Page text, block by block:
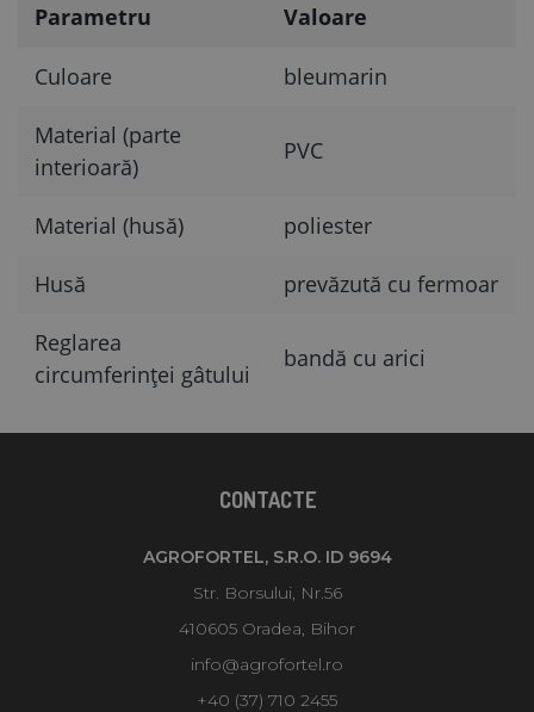
Parametru Valoare
Culoare bleumarin
Material (parte
interioară)
PVC
Material (husă) poliester
Husă prevăzută cu fermoar
Reglarea
circumferinței gâtului
bandă cu arici
CONTACTE
AGROFORTEL, S.R.O. ID 9694
Str. Borsului, Nr.56
410605 Oradea, Bihor
info@agrofortel.ro
+40 (37) 710 2455